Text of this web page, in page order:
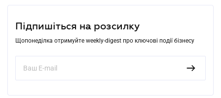
Підпишіться на розсилку
Щопонеділка отримуйте weekly-digest про ключові події бізнесу